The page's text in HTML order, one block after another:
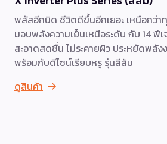
พลัสอีกนิด ชีวิตดีขึ้นอีกเยอะ เหนือกว่า
มอบพลังความเย็นเหนือระดับ กับ 14 ฟีเ
สะอาดสดชื่น ไม่ระคายผิว ประหยัดพลัง
พร้อมกับดีไซน์เรียบหรู รุ่นสีส้ม
ดูสินค้า